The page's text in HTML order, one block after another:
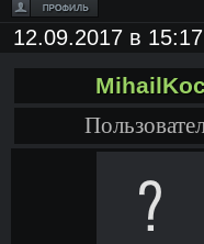
12.09.2017 в 15:17
MihailKoc